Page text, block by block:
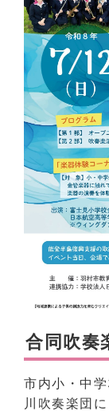
合同吹奏
市内小・中
川吹奏楽団